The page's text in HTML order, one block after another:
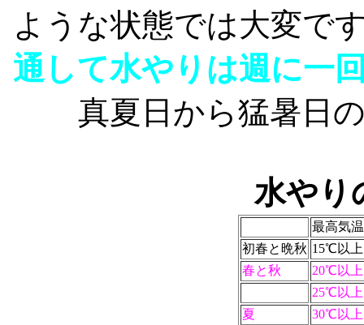
ような状態では大変で
通して水やりは週に一
真夏日から猛暑日
水やり
最高気温
初春と晩秋 15℃以上
春と秋
20℃以上
25℃以上
夏
30℃以上